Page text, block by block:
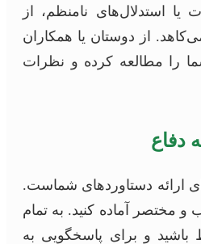
استدلال‌های نامنظم، از
از دوستان یا همکاران
را مطالعه کرده و نظرات
دفاع
ارائه دستاوردهای شماست.
و مختصر آماده کنید. به تمام
و برای پاسخگویی به